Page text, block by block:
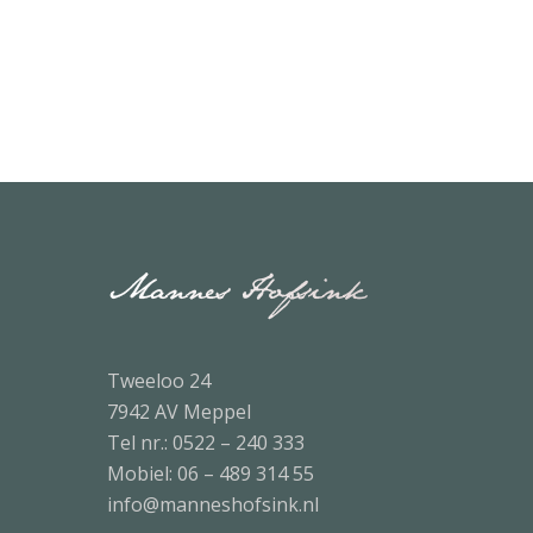
Tweeloo 24
7942 AV Meppel
Tel nr.: 0522 – 240 333
Mobiel: 06 – 489 314 55
info@manneshofsink.nl